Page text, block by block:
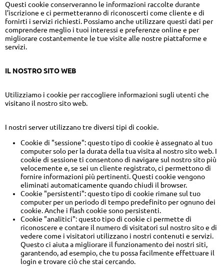
Questi cookie conserveranno le informazioni raccolte durante
l’iscrizione e ci permetteranno di riconoscerti come cliente e di
fornirti i servizi richiesti. Possiamo anche utilizzare questi dati per
comprendere meglio i tuoi interessi e preferenze online e per
migliorare costantemente le tue visite alle nostre piattaforme e
servizi.
IL NOSTRO SITO WEB
Utilizziamo i cookie per raccogliere informazioni sugli utenti che
visitano il nostro sito web.
I nostri server utilizzano tre diversi tipi di cookie.
Cookie di "sessione": questo tipo di cookie è assegnato al tuo
computer solo per la durata della tua visita al nostro sito web. I
cookie di sessione ti consentono di navigare sul nostro sito più
velocemente e, se sei un cliente registrato, ci permettono di
fornire informazioni più pertinenti. Questi cookie vengono
eliminati automaticamente quando chiudi il browser.
Cookie "persistenti": questo tipo di cookie rimane sul tuo
computer per un periodo di tempo predefinito per ognuno dei
cookie. Anche i flash cookie sono persistenti.
Cookie "analitici": questo tipo di cookie ci permette di
riconoscere e contare il numero di visitatori sul nostro sito e di
vedere come i visitatori utilizzano i nostri contenuti e servizi.
Questo ci aiuta a migliorare il funzionamento dei nostri siti,
garantendo, ad esempio, che tu possa facilmente effettuare il
login e trovare ciò che stai cercando.